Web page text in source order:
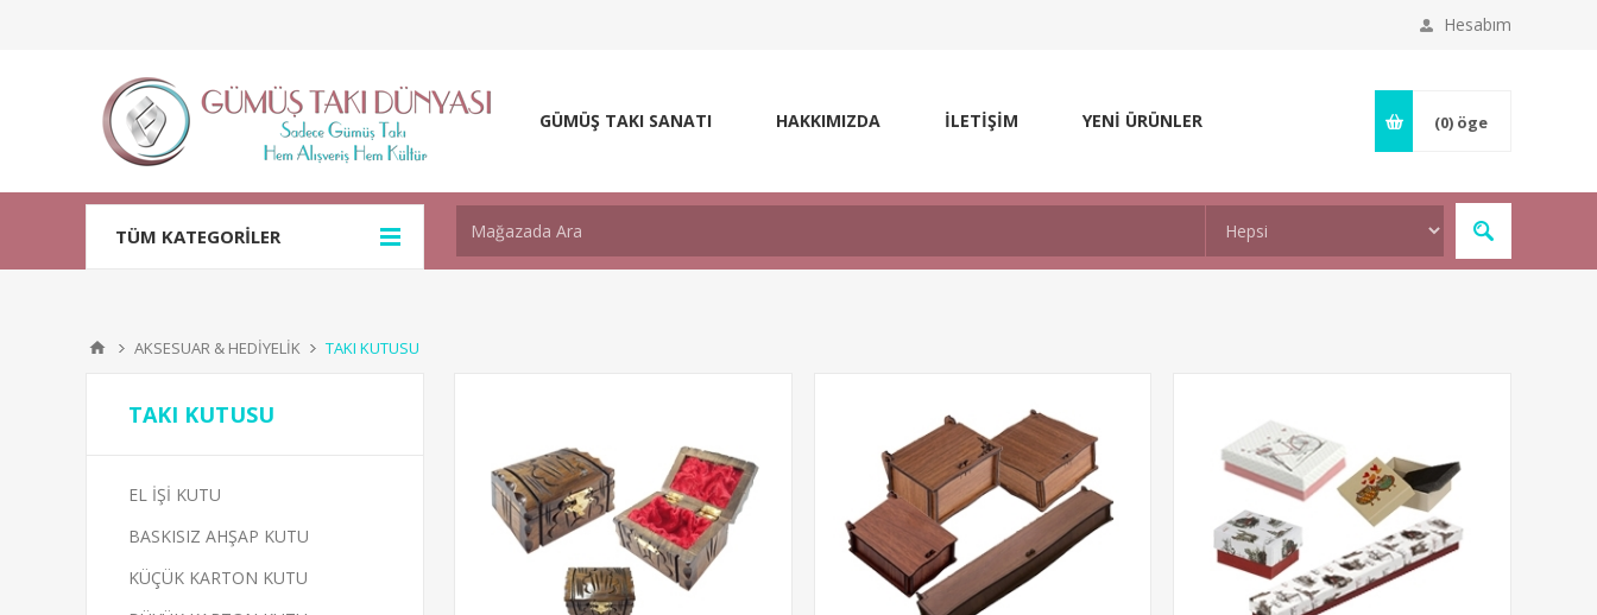
Hesabım
GÜMÜŞ TAKI SANATI HAKKIMIZDA İLETİŞİM YENİ ÜRÜNLER (0) öge
TÜM KATEGORİLER
AKSESUAR & HEDİYELİK TAKI KUTUSU
TAKI KUTUSU
EL İŞİ KUTU
BASKISIZ AHŞAP KUTU
KÜÇÜK KARTON KUTU